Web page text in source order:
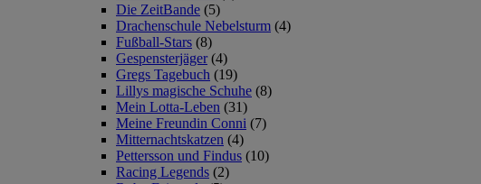
Die ZeitBande (5)
Drachenschule Nebelsturm (4)
Fußball-Stars (8)
Gespensterjäger (4)
Gregs Tagebuch (19)
Lillys magische Schuhe (8)
Mein Lotta-Leben (31)
Meine Freundin Conni (7)
Mitternachtskatzen (4)
Pettersson und Findus (10)
Racing Legends (2)